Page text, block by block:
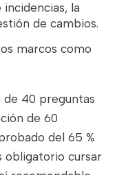
la
de cambios.
marcos como
de 40 preguntas
de 60
del 65 %
obligatorio cursar